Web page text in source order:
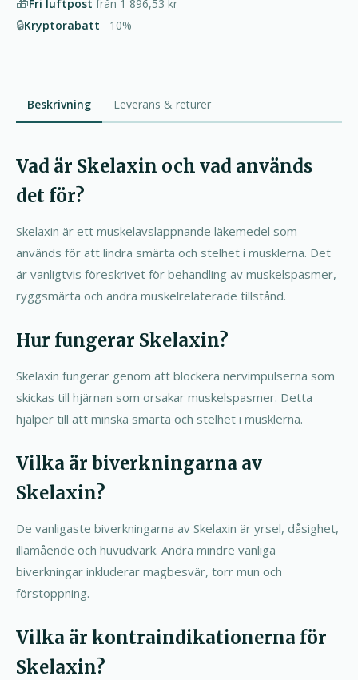
Fri luftpost från 1 896,53 kr
🔒Kryptorabatt −10%
Beskrivning Leverans & returer
Vad är Skelaxin och vad används
det för?
Skelaxin är ett muskelavslappnande läkemedel som
används för att lindra smärta och stelhet i musklerna. Det
är vanligtvis föreskrivet för behandling av muskelspasmer,
ryggsmärta och andra muskelrelaterade tillstånd.
Hur fungerar Skelaxin?
Skelaxin fungerar genom att blockera nervimpulserna som
skickas till hjärnan som orsakar muskelspasmer. Detta
hjälper till att minska smärta och stelhet i musklerna.
Vilka är biverkningarna av
Skelaxin?
De vanligaste biverkningarna av Skelaxin är yrsel, dåsighet,
illamående och huvudvärk. Andra mindre vanliga
biverkningar inkluderar magbesvär, torr mun och
förstoppning.
Vilka är kontraindikationerna för
Skelaxin?